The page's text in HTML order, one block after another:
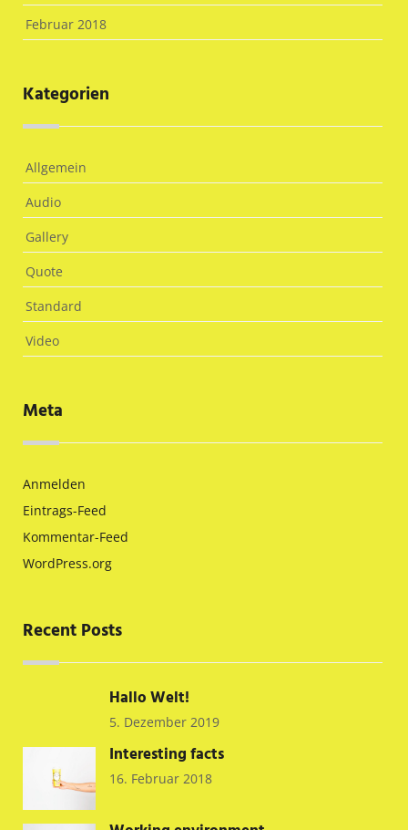
Februar 2018
Kategorien
Allgemein
Audio
Gallery
Quote
Standard
Video
Meta
Anmelden
Eintrags-Feed
Kommentar-Feed
WordPress.org
Recent Posts
Hallo Welt!
5. Dezember 2019
Interesting facts
16. Februar 2018